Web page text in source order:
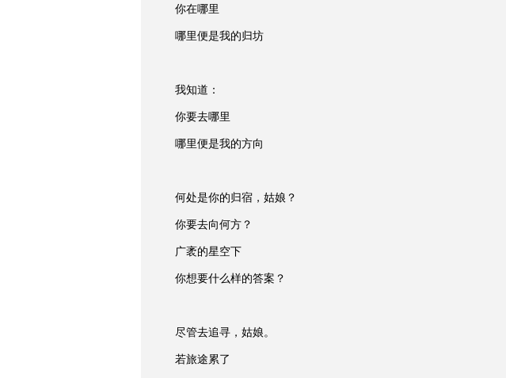
你在哪里
哪里便是我的归坊
我知道：
你要去哪里
哪里便是我的方向
何处是你的归宿，姑娘？
你要去向何方？
广袤的星空下
你想要什么样的答案？
尽管去追寻，姑娘。
若旅途累了